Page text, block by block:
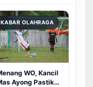
KABAR OLAHRAGA
Tes Tendangan
Bola:
Bola!